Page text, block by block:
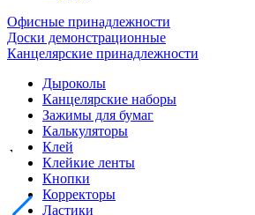
Офисные принадлежности
Доски демонстрационные
Канцелярские принадлежности
Дыроколы
Канцелярские наборы
Зажимы для бумаг
Калькуляторы
Клей
Клейкие ленты
Кнопки
Корректоры
Ластики